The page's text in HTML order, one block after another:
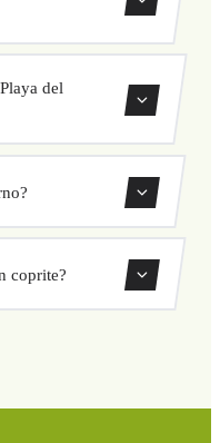
ritiro e
del
Nessun costo
subito nel
di prenotazione.
coprite?